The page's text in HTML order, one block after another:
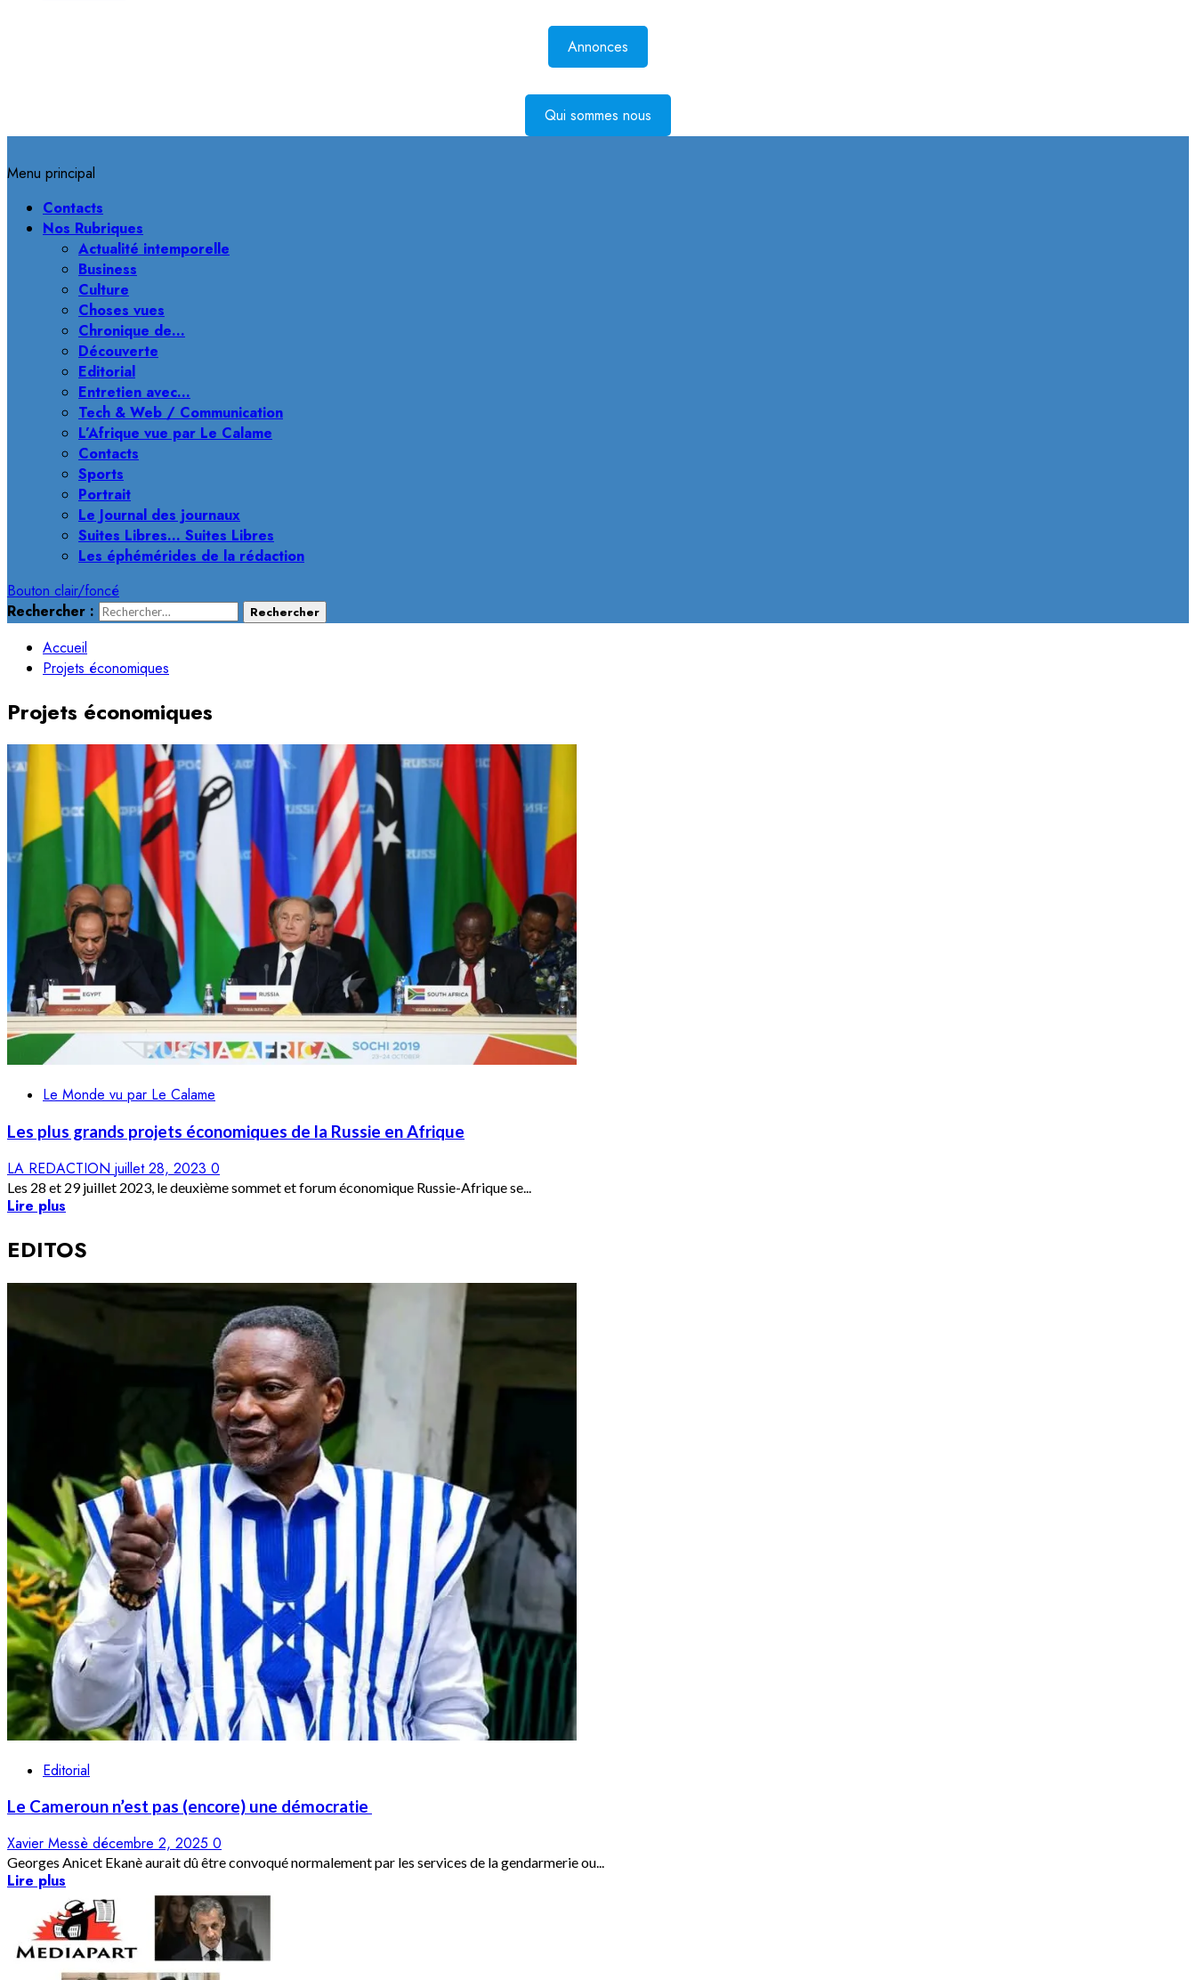
Annonces
Qui sommes nous
Menu principal
Contacts
Nos Rubriques
Actualité intemporelle
Business
Culture
Choses vues
Chronique de…
Découverte
Editorial
Entretien avec…
Tech & Web / Communication
L’Afrique vue par Le Calame
Contacts
Sports
Portrait
Le Journal des journaux
Suites Libres… Suites Libres
Les éphémérides de la rédaction
Bouton clair/foncé
Rechercher :
Accueil
Projets économiques
Projets économiques
Le Monde vu par Le Calame
Les plus grands projets économiques de la Russie en Afrique
LA REDACTION juillet 28, 2023 0
Les 28 et 29 juillet 2023, le deuxième sommet et forum économique Russie-Afrique se...
Lire plus
EDITOS
Editorial
Le Cameroun n’est pas (encore) une démocratie
Xavier Messè décembre 2, 2025 0
Georges Anicet Ekanè aurait dû être convoqué normalement par les services de la gendarmerie ou...
Lire plus